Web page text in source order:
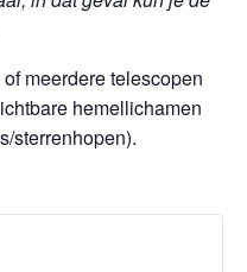
meerdere telescopen
hemellichamen
sterrenhopen).